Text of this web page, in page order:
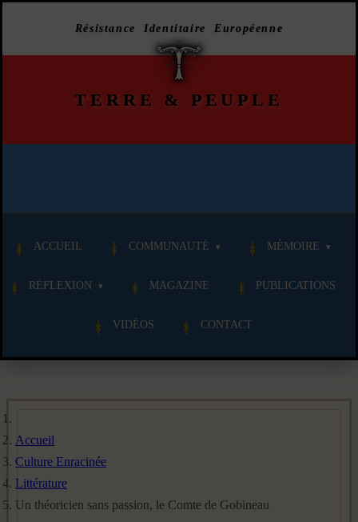
Résistance Identitaire Européenne
TERRE & PEUPLE
ACCUEIL COMMUNAUTÉ MÉMOIRE
RÉFLEXION MAGAZINE PUBLICATIONS
VIDÉOS CONTACT
Accueil
Culture Enracinée
Littérature
Un théoricien sans passion, le Comte de Gobineau